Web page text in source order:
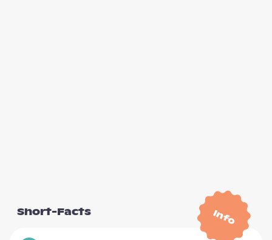
Info
Short-Facts